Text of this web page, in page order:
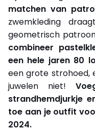
matchen van
zwemkleding
geometrisch
combineer
een hele jaren 80
een grote strohoed,
juwelen niet!
strandhemdjurkje
toe aan je outfit
2024.